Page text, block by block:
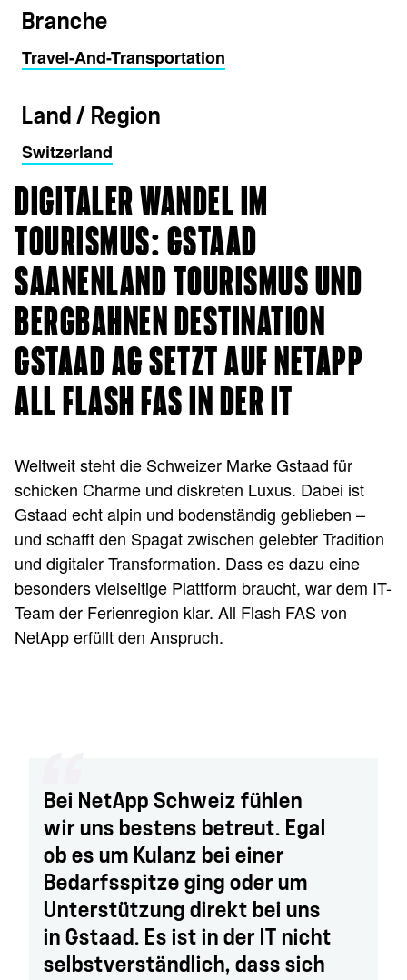
Branche
Travel-And-Transportation
Land / Region
Switzerland
DIGITALER WANDEL IM
TOURISMUS: GSTAAD
SAANENLAND TOURISMUS UND
BERGBAHNEN DESTINATION
GSTAAD AG SETZT AUF NETAPP
ALL FLASH FAS IN DER IT
Weltweit steht die Schweizer Marke Gstaad für
schicken Charme und diskreten Luxus. Dabei ist
Gstaad echt alpin und bodenständig geblieben –
und schafft den Spagat zwischen gelebter Tradition
und digitaler Transformation. Dass es dazu eine
besonders vielseitige Plattform braucht, war dem IT-
Team der Ferienregion klar. All Flash FAS von
NetApp erfüllt den Anspruch.
Bei NetApp Schweiz fühlen
wir uns bestens betreut. Egal
ob es um Kulanz bei einer
Bedarfsspitze ging oder um
Unterstützung direkt bei uns
in Gstaad. Es ist in der IT nicht
selbstverständlich, dass sich